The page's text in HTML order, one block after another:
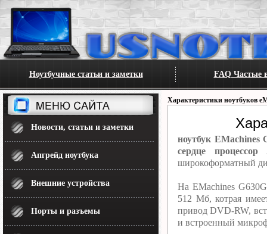
Ноутбучные статьи и заметки FAQ Частые
Новости, статьи и заметки
Апгрейд ноутбука
Внешние устройства
Порты и разъемы
Характеристики ноутбуков
ноутбук EMachines
сердце
широкоформатный
На EMachines
512 Мб, котрая
привод DVD-RW,
и встроенный